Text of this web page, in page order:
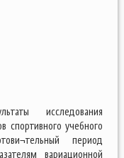
исследования
спортивного учебного
период
вариационной